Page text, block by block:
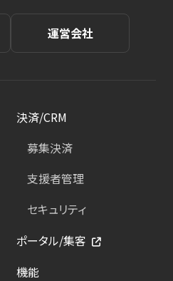
運営会社
決済/CRM
募集決済
支援者管理
セキュリティ
ポータル/集客
機能